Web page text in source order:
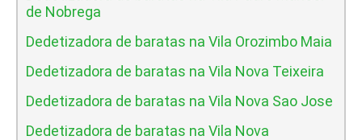
de Nobrega
Dedetizadora de baratas na Vila Orozimbo Maia
Dedetizadora de baratas na Vila Nova Teixeira
Dedetizadora de baratas na Vila Nova Sao Jose
Dedetizadora de baratas na Vila Nova